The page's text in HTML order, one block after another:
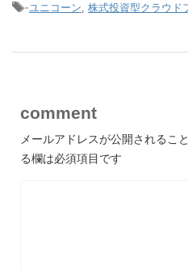
-ユニコーン 株式投資型クラウド
comment
メールアドレスが公開されるこ
る欄は必須項目です